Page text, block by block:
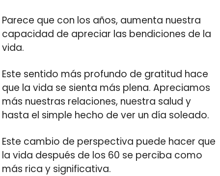
Parece que con los años, aumenta nuestra
capacidad de apreciar las bendiciones de la
vida.
Este sentido más profundo de gratitud hace
que la vida se sienta más plena. Apreciamos
más nuestras relaciones, nuestra salud y
hasta el simple hecho de ver un día soleado.
Este cambio de perspectiva puede hacer que
la vida después de los 60 se perciba como
más rica y significativa.